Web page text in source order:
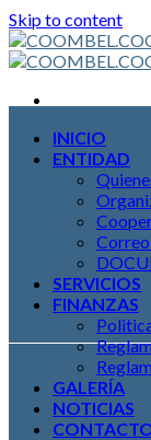
Skip to content
INICIO
ENTIDAD
SERVICIOS
FINANZAS
GALERÍA
NOTICIAS